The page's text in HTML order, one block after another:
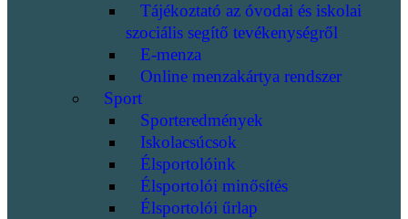
Tájékoztató az óvodai és iskolai
szociális segítő tevékenységről
E-menza
Online menzakártya rendszer
Sport
Sporteredmények
Iskolacsúcsok
Élsportolóink
Élsportolói minősítés
Élsportolói űrlap